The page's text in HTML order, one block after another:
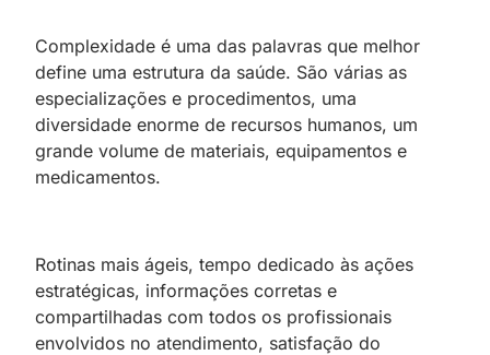
Complexidade é uma das palavras que melhor
define uma estrutura da saúde. São várias as
especializações e procedimentos, uma
diversidade enorme de recursos humanos, um
grande volume de materiais, equipamentos e
medicamentos.
Rotinas mais ágeis, tempo dedicado às ações
estratégicas, informações corretas e
compartilhadas com todos os profissionais
envolvidos no atendimento, satisfação do